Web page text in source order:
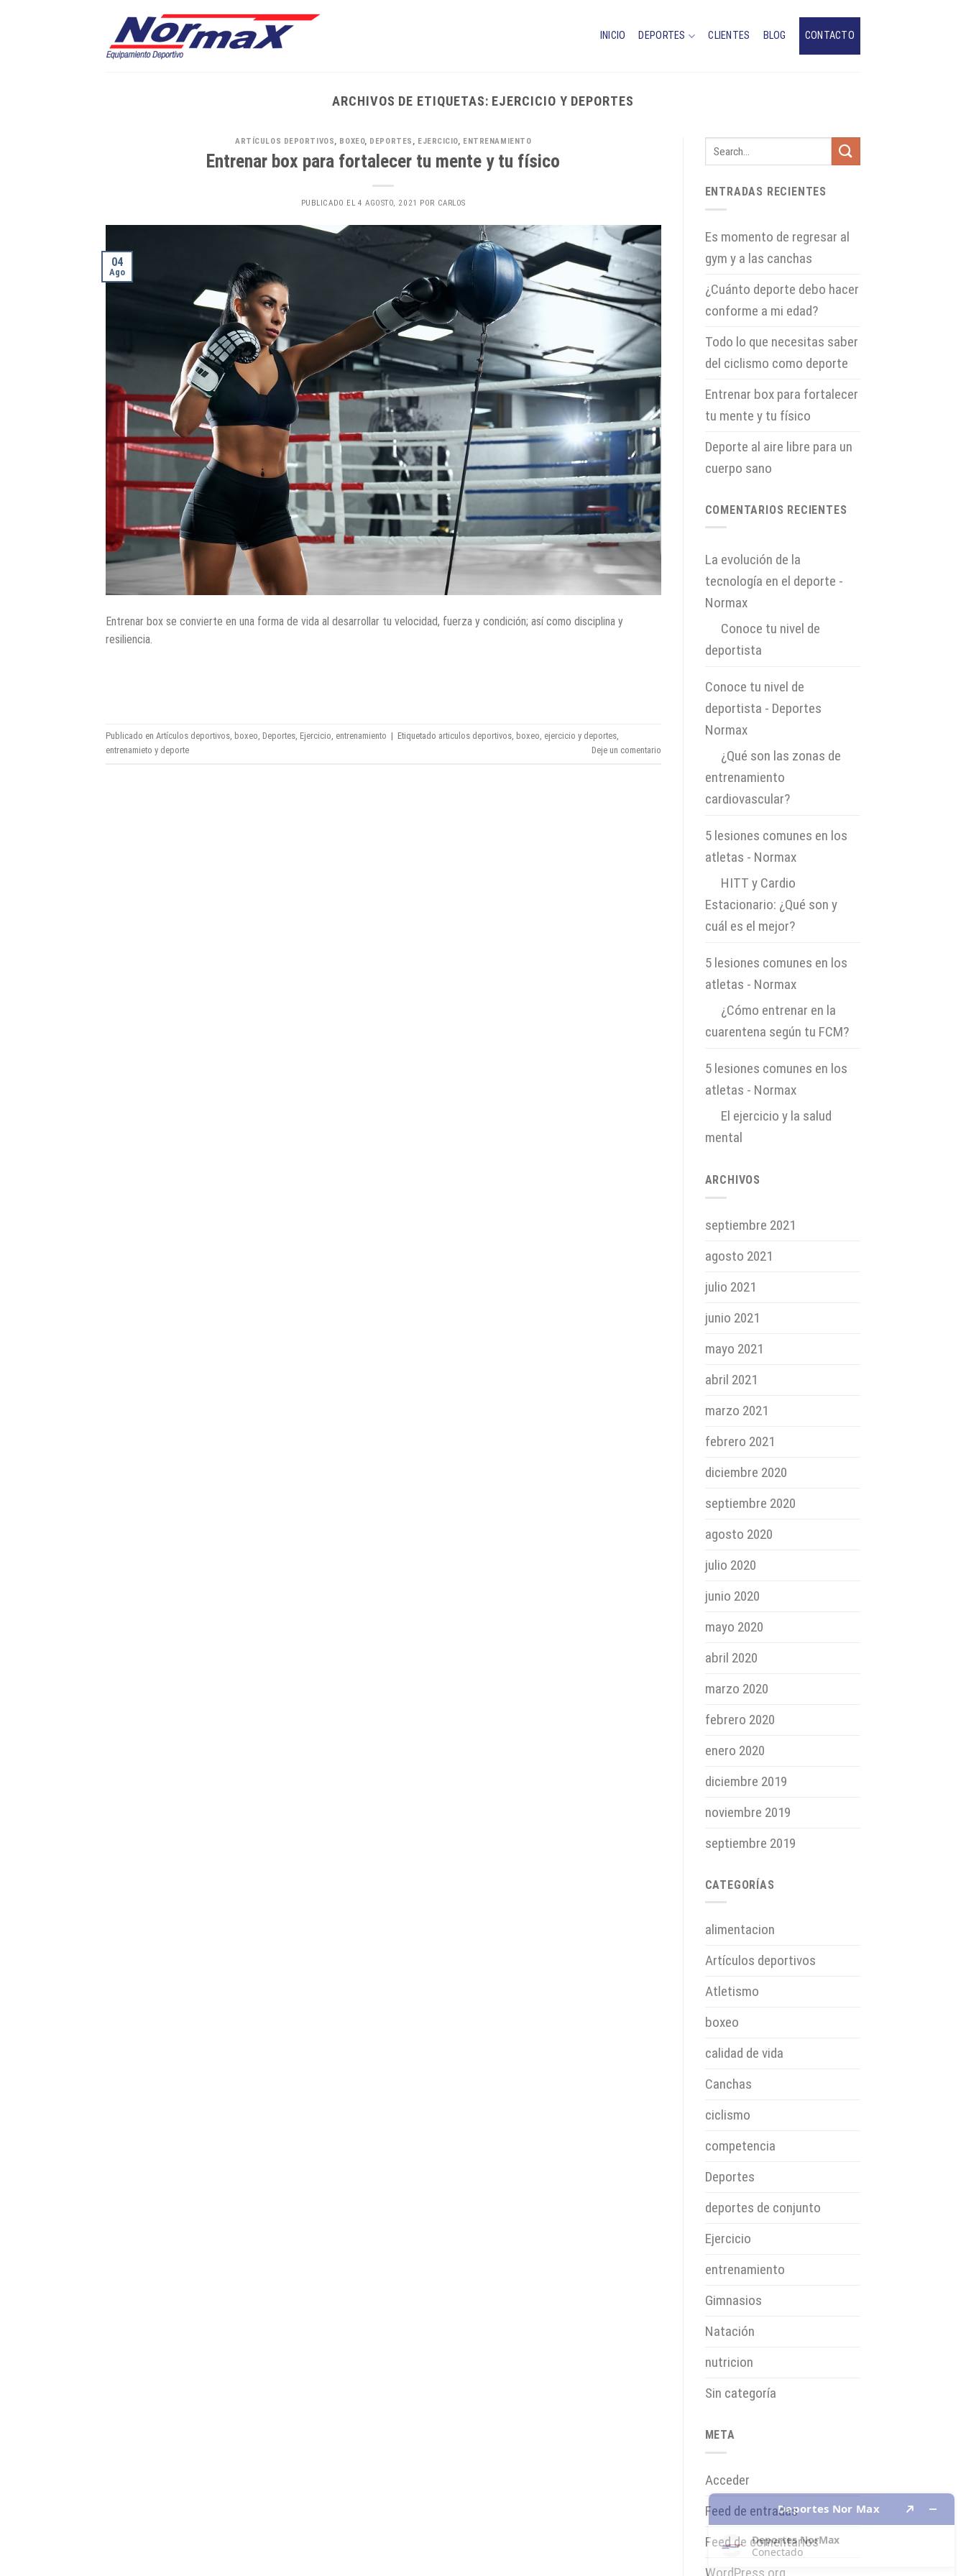
INICIO DEPORTES CLIENTES BLOG CONTACTO
ARCHIVOS DE ETIQUETAS: EJERCICIO Y DEPORTES
ARTÍCULOS DEPORTIVOS, BOXEO, DEPORTES , EJERCICIO, ENTRENAMIENTO
Entrenar box para fortalecer tu mente y tu físico
PUBLICADO EL 4 AGOSTO, 2021 POR CARLOS
04
Ago
Entrenar box se convierte en una forma de vida al desarrollar tu velocidad, fuerza y condición; así como disciplina y
resiliencia.
Publicado en Artículos deportivos, boxeo, Deportes, Ejercicio, entrenamiento | Etiquetado articulos deportivos, boxeo, ejercicio y deportes,
entrenamieto y deporte
Deje un comentario
ENTRADAS RECIENTES
Es momento de regresar al
gym y a las canchas
¿Cuánto deporte debo hacer
conforme a mi edad?
Todo lo que necesitas saber
del ciclismo como deporte
Entrenar box para fortalecer
tu mente y tu físico
Deporte al aire libre para un
cuerpo sano
COMENTARIOS RECIENTES
La evolución de la
tecnología en el deporte -
Normax
Conoce tu nivel de
deportista
Conoce tu nivel de
deportista - Deportes
Normax
¿Qué son las zonas de
entrenamiento
cardiovascular?
5 lesiones comunes en los
atletas - Normax
HITT y Cardio
Estacionario: ¿Qué son y
cuál es el mejor?
5 lesiones comunes en los
atletas - Normax
¿Cómo entrenar en la
cuarentena según tu FCM?
5 lesiones comunes en los
atletas - Normax
El ejercicio y la salud
mental
ARCHIVOS
septiembre 2021
agosto 2021
julio 2021
junio 2021
mayo 2021
abril 2021
marzo 2021
febrero 2021
diciembre 2020
septiembre 2020
agosto 2020
julio 2020
junio 2020
mayo 2020
abril 2020
marzo 2020
febrero 2020
enero 2020
diciembre 2019
noviembre 2019
septiembre 2019
CATEGORÍAS
alimentacion
Artículos deportivos
Atletismo
boxeo
calidad de vida
Canchas
ciclismo
competencia
Deportes
deportes de conjunto
Ejercicio
entrenamiento
Gimnasios
Natación
nutricion
Sin categoría
META
Acceder
Feed de entradas
Feed de comentarios